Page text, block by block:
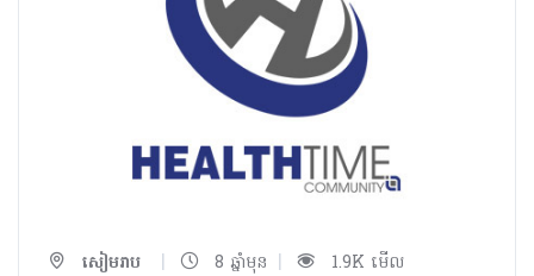
សៀមរាប | 8 ឆ្នាំមុន | 1.9K មើល